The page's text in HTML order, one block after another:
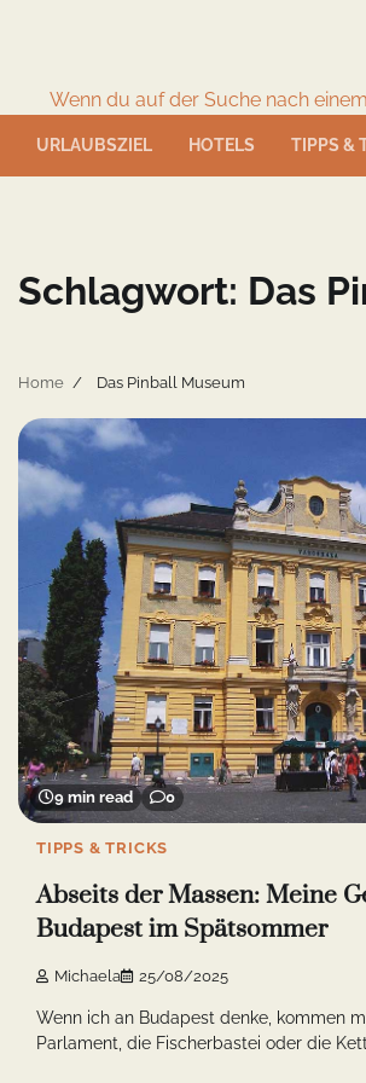
Wenn du auf der Suche nach
URLAUBSZIEL HOTELS TIPPS &
Schlagwort: Das
Home Das Pinball Museum
9 min read 0
TIPPS & TRICKS
Abseits der Massen: Meine
Budapest im Spätsommer
Michaela 25/08/2025
Wenn ich an Budapest denke, kommen
Parlament, die Fischerbastei oder die